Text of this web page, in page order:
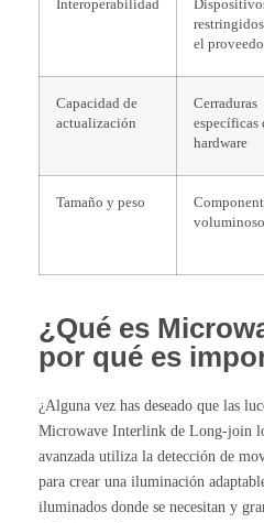
Interoperabilidad
el
Capacidad de
actualización
Cerraduras
específicas
hardware
Tamaño y peso
¿Qué es
por qué es
¿Alguna vez has deseado que las
Microwave Interlink de Long-join
avanzada utiliza la detección de
para crear una iluminación
iluminados donde se necesitan y